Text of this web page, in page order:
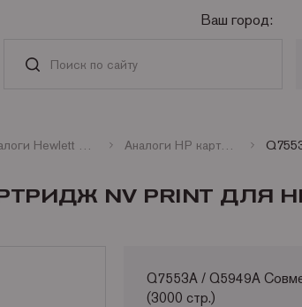
Ваш город:
Аналоги Hewlett Packard Аналоги HP картриджи лазерные монохромные
NV PRINT ДЛЯ
Q7553A / Q5949A
(3000 стр.)